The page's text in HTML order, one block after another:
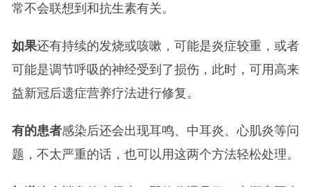
常不会联想到和抗生素有关。
如果还有持续的发烧或咳嗽，可能是炎症较重，或者
可能是调节呼吸的神经受到了损伤，此时，可用高来
益新冠后遗症营养疗法进行修复。
有的患者感染后还会出现耳鸣、中耳炎、心肌炎等问
题，不太严重的话，也可以用这两个方法轻松处理。